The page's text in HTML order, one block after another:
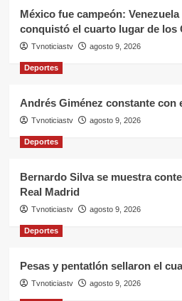
México fue campeón:
conquistó el cuarto lugar de los
Tvnoticiastv agosto 9, 2026
Deportes
Andrés Giménez constante con
Tvnoticiastv agosto 9, 2026
Deportes
Bernardo Silva se muestra
Real Madrid
Tvnoticiastv agosto 9, 2026
Deportes
Pesas y pentatlón sellaron el
Tvnoticiastv agosto 9, 2026